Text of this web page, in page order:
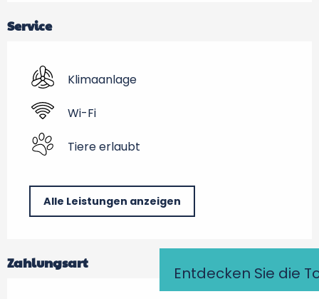
Entdecken Sie die
Service
Klimaanlage
Wi-Fi
Tiere erlaubt
Alle Leistungen anzeigen
Zahlungsart